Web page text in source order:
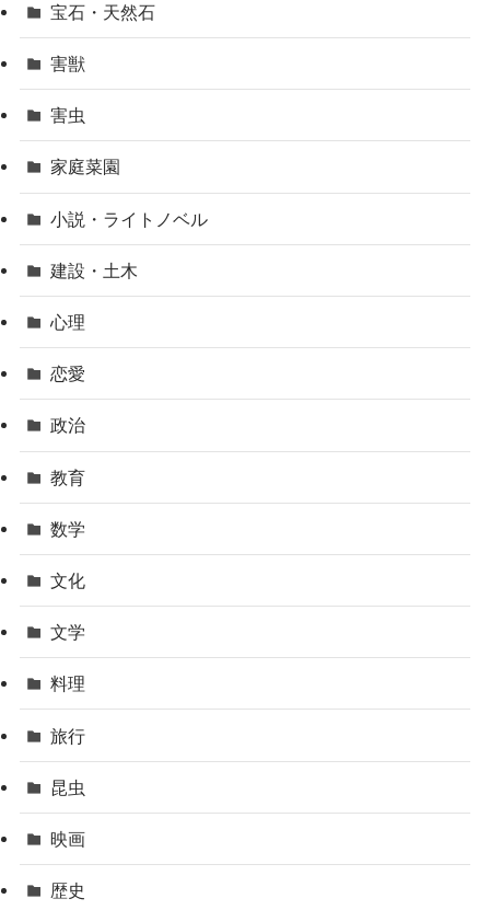
宝石・天然石
害獣
害虫
家庭菜園
小説・ライトノベル
建設・土木
心理
恋愛
政治
教育
数学
文化
文学
料理
旅行
昆虫
映画
歴史